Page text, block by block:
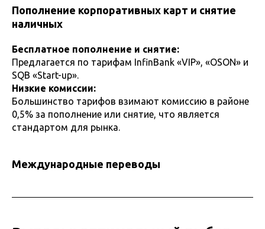
Пополнение корпоративных карт и снятие
наличных
Бесплатное пополнение и снятие:
Предлагается по тарифам InfinBank «VIP», «OSON» и
SQB «Start-up».
Низкие комиссии:
Большинство тарифов взимают комиссию в районе
0,5% за пополнение или снятие, что является
стандартом для рынка.
Международные переводы